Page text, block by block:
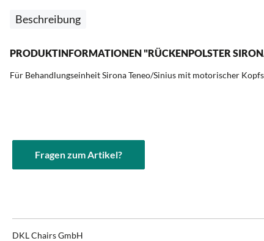
Beschreibung
PRODUKTINFORMATIONEN "RÜCKENPOLSTER
Für Behandlungseinheit Sirona Teneo/Sinius mit motorischer
Fragen zum Artikel?
DKL Chairs GmbH